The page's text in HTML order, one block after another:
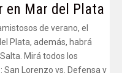
en Mar del Plata
de verano, el
Plata, además, habrá
Mirá todos los
San Lorenzo vs. Defensa y